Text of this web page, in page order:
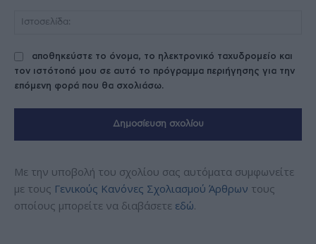
αποθηκεύστε το όνομα, το ηλεκτρονικό ταχυδρομείο και
τον ιστότοπό μου σε αυτό το πρόγραμμα περιήγησης για την
επόμενη φορά που θα σχολιάσω.
Με την υποβολή του σχολίου σας αυτόματα συμφωνείτε
με τους Γενικούς Κανόνες Σχολιασμού Άρθρων τους
οποίους μπορείτε να διαβάσετε εδώ.